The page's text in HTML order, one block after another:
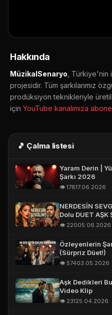
Hakkında
MüzikalSenaryo ,
projesidir. Tüm şarkılarımız
prodüksiyon teknikleriyle
için YouTube kanalımıza abone
🎵 Çalma listesi
Yaram Derin |
Şarkı 2026
👁️ 17817.06.2026
NERDESİN
Dolu DUET
Song 2026 #aşk
👁️ 22005.06.2026
Özleyenlerin
(Sürpriz Düet!)
👁️ 57403.05.2026
Aşk Dedikleri
Video Klip
👁️ 23125.04.2026
TELEFON (WHATSAPP